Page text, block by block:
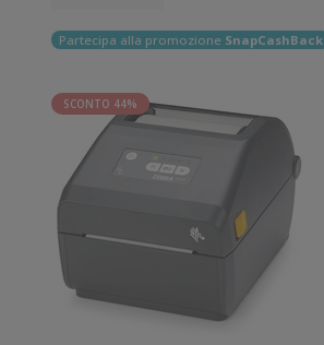
Partecipa alla promozione SnapCashBack
SCONTO 44%